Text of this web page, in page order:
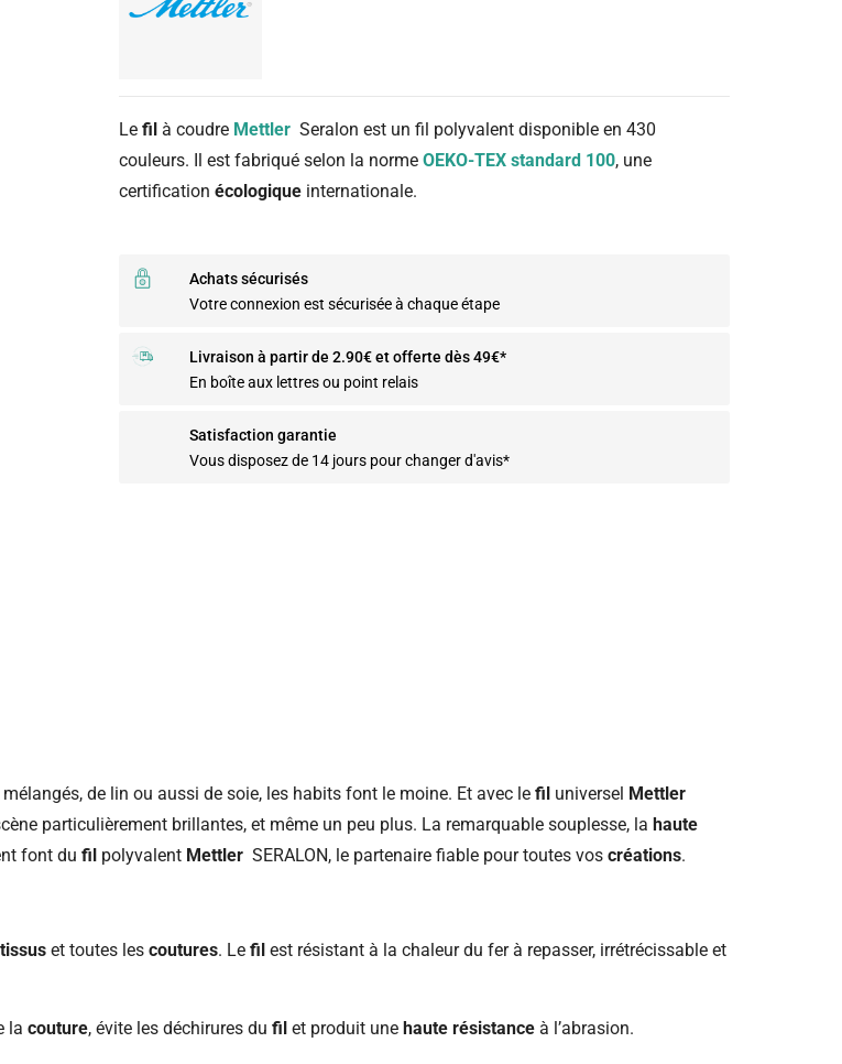
Le fil à coudre Mettler Seralon est un fil polyvalent disponible en 430
couleurs. Il est fabriqué selon la norme OEKO-TEX standard 100, une
certification écologique internationale.
Achats sécurisés
Votre connexion est sécurisée à chaque étape
Livraison à partir de 2.90€ et offerte dès 49€*
En boîte aux lettres ou point relais
Satisfaction garantie
Vous disposez de 14 jours pour changer d'avis*
mélangés, de lin ou aussi de soie, les habits font le moine. Et avec le fil universel Mettler
particulièrement brillantes, et même un peu plus. La remarquable souplesse, la haute
font du fil polyvalent Mettler SERALON, le partenaire fiable pour toutes vos créations.
tissus et toutes les coutures. Le fil est résistant à la chaleur du fer à repasser, irrétrécissable et
la couture, évite les déchirures du fil et produit une haute résistance à l’abrasion.